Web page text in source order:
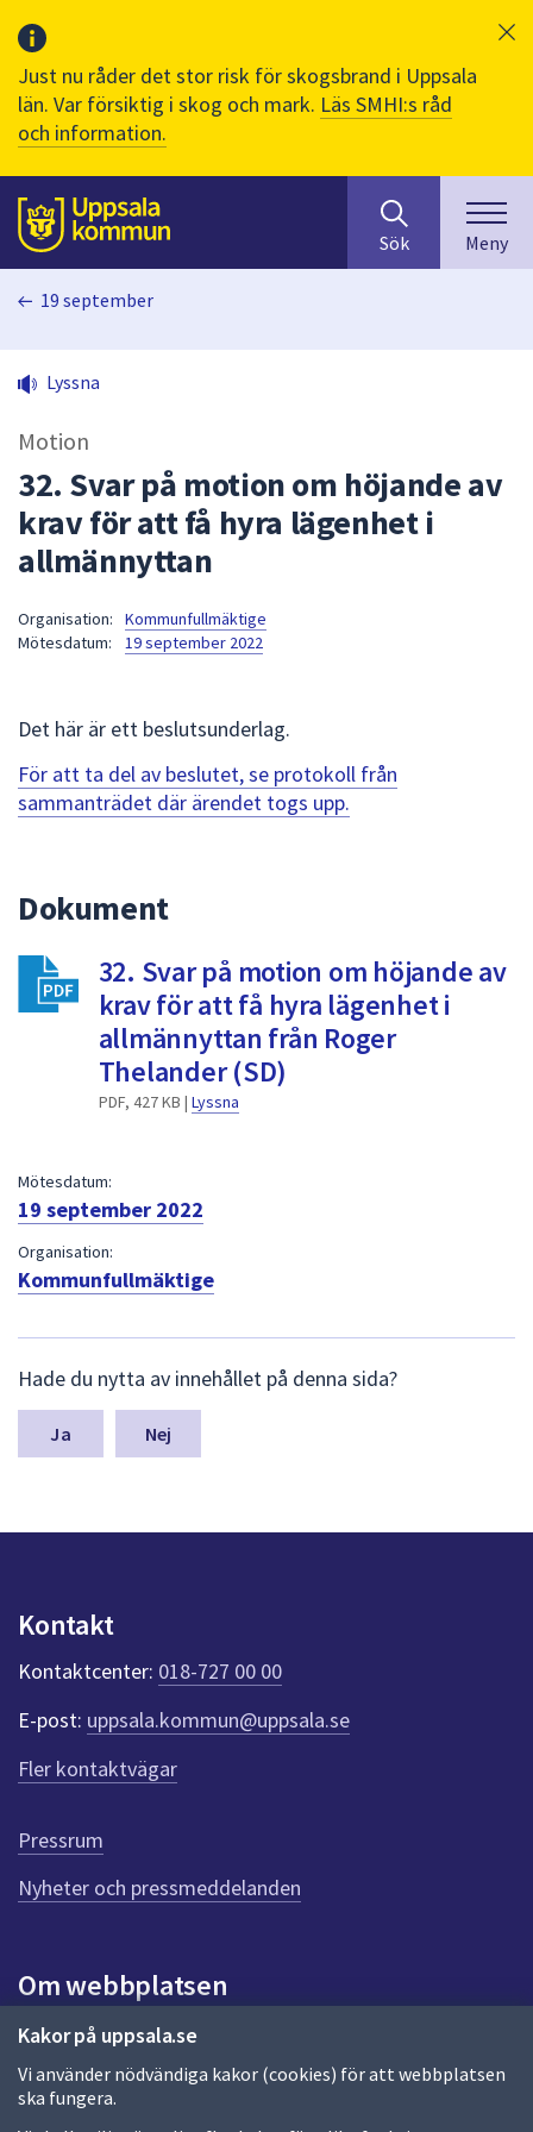
Just nu råder det stor risk för skogsbrand i Uppsala
län. Var försiktig i skog och mark. Läs SMHI:s råd
och information.
Till sidans
huvudinnehåll
efter
innehåll
på
sökfältet
kommer
sökförslag
att
navigera
mellan
välja
något
av
Sök Meny
Kakor på uppsala.se
Vi använder nödvändiga kakor (cookies) för att webbplatsen
ska fungera.
19 september
Lyssna
Motion
32. Svar på motion om höjande av
krav för att få hyra lägenhet i
allmännyttan
Organisation:
Kommunfullmäktige
Mötesdatum:
19 september 2022
Det här är ett beslutsunderlag.
För att ta del av beslutet, se protokoll från
sammanträdet där ärendet togs upp.
Dokument
32. Svar på motion om höjande av
krav för att få hyra lägenhet i
allmännyttan från Roger
Thelander (SD)
PDF, 427 KB | Lyssna
Mötesdatum:
19 september 2022
Organisation:
Kommunfullmäktige
ä
m
a
n
k
t
e
r
f
ö
r
e
n
n
a
d
a
Hade du nytta av innehållet på denna sida?
Nej
Kontakt
Kontaktcenter: 018-727 00 00
E-post: uppsala.kommun@uppsala.se
Fler kontaktvägar
Pressrum
Nyheter och pressmeddelanden
Om webbplatsen
Om webbplatsen
Allmänna handlingar och diarium
Behandling av personuppgifter